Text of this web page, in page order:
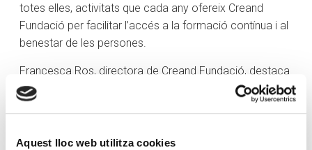
Aquest lloc web utilitza cookies
totes elles, activitats que cada any ofereix Creand
Fundació per facilitar l’accés a la formació contínua i al
benestar de les persones.
Francesca Ros, directora de Creand Fundació, destaca
que “cada temporada fem una proposta acurada i
meditada de formacions i activitats a partir de les
Algunes de les propostes s’ofereixen de manera